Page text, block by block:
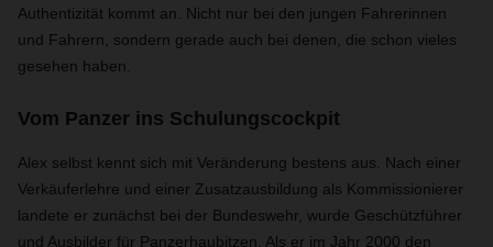
Authentizität kommt an. Nicht nur bei den jungen Fahrerinnen
und Fahrern, sondern gerade auch bei denen, die schon vieles
gesehen haben.
Vom Panzer ins Schulungscockpit
Alex selbst kennt sich mit Veränderung bestens aus. Nach einer
Verkäuferlehre und einer Zusatzausbildung als Kommissionierer
landete er zunächst bei der Bundeswehr, wurde Geschützführer
und Ausbilder für Panzerhaubitzen. Als er im Jahr 2000 den